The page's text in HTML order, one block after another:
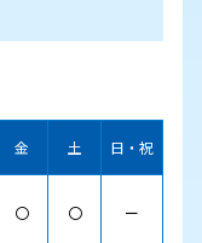
金 土 日・祝
〇 〇 ー